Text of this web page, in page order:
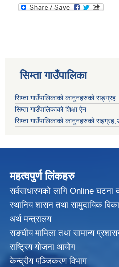
सिम्ता गाउँपालिका
सिम्ता गाउँपालिकाको कानुनहरुको सङ्ग्रह
सिम्ता गाउँपालिकाको शिक्षा ऐन
सिम्ता गाउँपालिकाको कानुनहरुको
महत्वपुर्ण लिंकहरु
सर्वसाधारणको लागि Online घटना
स्थानिय शासन तथा सामुदायिक
अर्थ मन्त्रालय
सङघीय मामिला तथा सामान्य
राष्ट्रिय योजना आयोग
केन्द्रीय पञ्जिकरण विभाग